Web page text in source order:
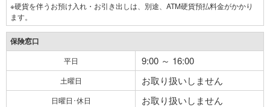
※硬貨を伴うお預け入れ・お引き出しは、別途、ATM硬貨預払料金がかかり
ます。
保険窓口
平日 9:00 ～ 16:00
土曜日 お取り扱いしません
日曜日･休日 お取り扱いしません